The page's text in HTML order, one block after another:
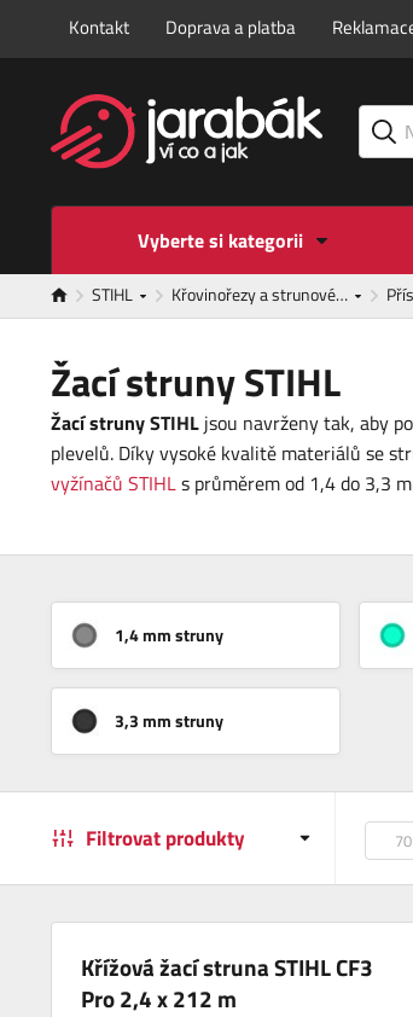
Kontakt Doprava a platba
Vyberte si kategorii
STIHL Křovinořezy a strunové…
Žací struny STIHL
Žací struny STIHL jsou navrženy tak, aby
plevelů. Díky vysoké kvalitě materiálů se
vyžínačů STIHLs průměrem od 1,4 do 3,3
1,4 mm struny
3,3 mm struny
Filtrovat produkty
Křížová žací struna STIHL CF3
Pro 2,4 x 212 m